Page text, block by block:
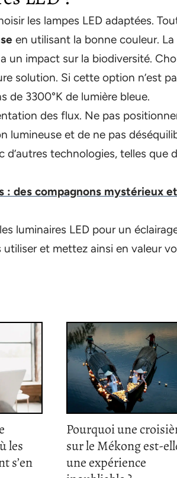
les lampes LED adaptées.
en utilisant la bonne couleur. La
un impact sur la biodiversité.
solution. Si cette option n’est
de 3300°K de lumière bleue.
des flux. Ne pas
lumineuse et de ne pas
d’autres technologies, telles que
: des compagnons mystérieux et
luminaires LED pour un
et mettez ainsi en valeur
les
s’en
Pourquoi une
sur le Mékong est-
une expérience